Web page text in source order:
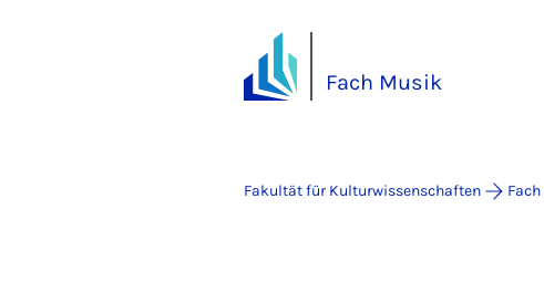
Fach Musik
Fakultät für Kulturwissenschaften